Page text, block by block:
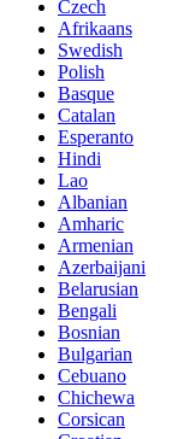
Czech
Afrikaans
Swedish
Polish
Basque
Catalan
Esperanto
Hindi
Lao
Albanian
Amharic
Armenian
Azerbaijani
Belarusian
Bengali
Bosnian
Bulgarian
Cebuano
Chichewa
Corsican